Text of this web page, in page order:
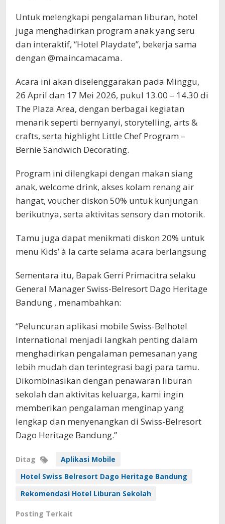
Untuk melengkapi pengalaman liburan, hotel
juga menghadirkan program anak yang seru
dan interaktif, “Hotel Playdate”, bekerja sama
dengan @maincamacama.
Acara ini akan diselenggarakan pada Minggu,
26 April dan 17 Mei 2026, pukul 13.00 – 14.30 di
The Plaza Area, dengan berbagai kegiatan
menarik seperti bernyanyi, storytelling, arts &
crafts, serta highlight Little Chef Program –
Bernie Sandwich Decorating.
Program ini dilengkapi dengan makan siang
anak, welcome drink, akses kolam renang air
hangat, voucher diskon 50% untuk kunjungan
berikutnya, serta aktivitas sensory dan motorik.
Tamu juga dapat menikmati diskon 20% untuk
menu Kids’ à la carte selama acara berlangsung
Sementara itu, Bapak Gerri Primacitra selaku
General Manager Swiss-Belresort Dago Heritage
Bandung , menambahkan:
“Peluncuran aplikasi mobile Swiss-Belhotel
International menjadi langkah penting dalam
menghadirkan pengalaman pemesanan yang
lebih mudah dan terintegrasi bagi para tamu.
Dikombinasikan dengan penawaran liburan
sekolah dan aktivitas keluarga, kami ingin
memberikan pengalaman menginap yang
lengkap dan menyenangkan di Swiss-Belresort
Dago Heritage Bandung.”
Ditag
Aplikasi Mobile
Hotel Swiss Belresort Dago Heritage Bandung
Rekomendasi Hotel Liburan Sekolah
Posting Terkait